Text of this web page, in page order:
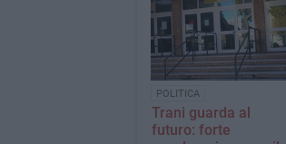
POLITICA
Trani guarda al
futuro: forte